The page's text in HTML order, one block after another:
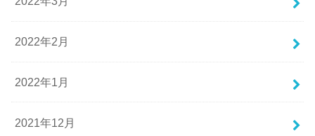
2022年2月
2022年1月
2021年12月